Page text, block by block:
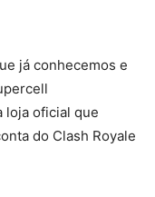
já conhecemos e
loja oficial que
do Clash Royale